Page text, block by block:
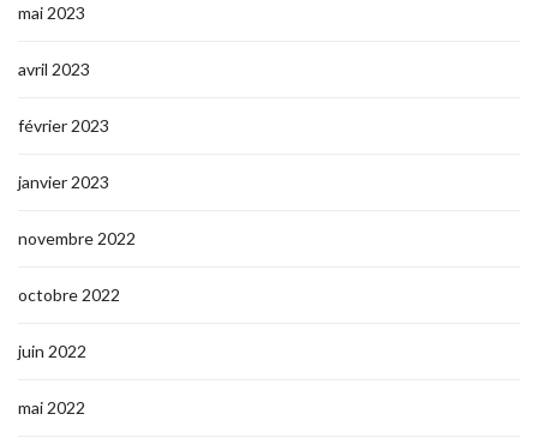
mai 2023
avril 2023
février 2023
janvier 2023
novembre 2022
octobre 2022
juin 2022
mai 2022